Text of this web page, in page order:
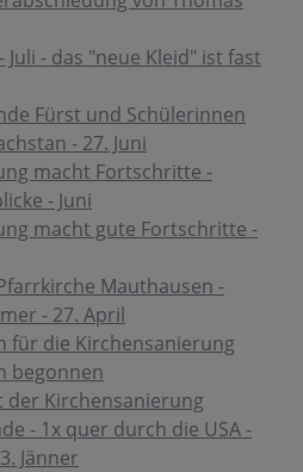
- das "neue Kleid" ist fast
Fürst und Schülerinnen
- 27. Juni
macht Fortschritte -
- Juni
macht gute Fortschritte -
Mauthausen -
- 27. April
für die Kirchensanierung
begonnen
der Kirchensanierung
- 1x quer durch die USA -
Jänner